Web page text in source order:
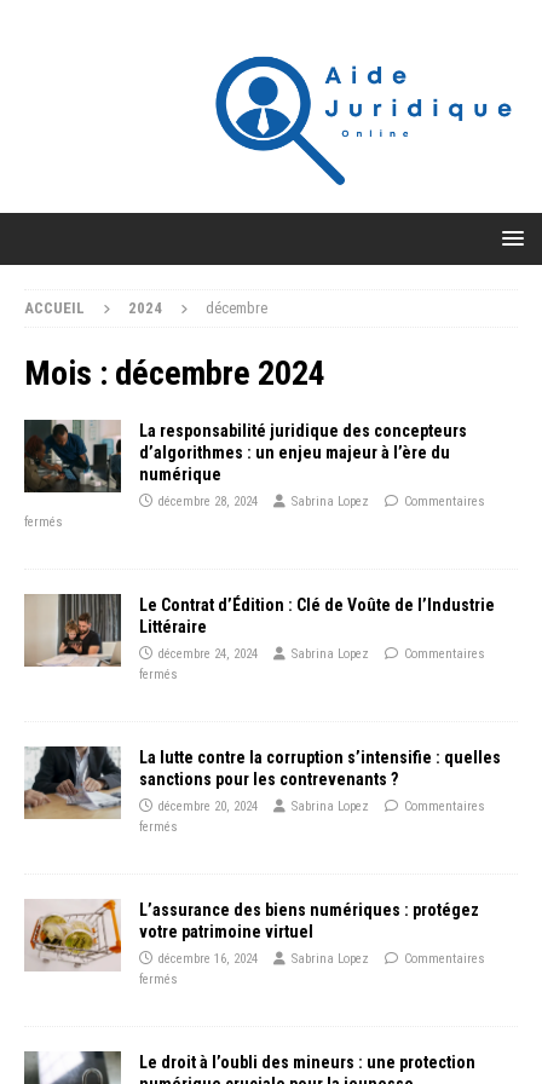
ACCUEIL 2024 décembre
Mois : décembre 2024
La responsabilité juridique des concepteurs
d’algorithmes : un enjeu majeur à l’ère du
numérique
décembre 28, 2024 Sabrina Lopez
Commentaires
fermés
Le Contrat d’Édition : Clé de Voûte de l’Industrie
Littéraire
décembre 24, 2024 Sabrina Lopez
Commentaires
fermés
La lutte contre la corruption s’intensifie : quelles
sanctions pour les contrevenants ?
décembre 20, 2024 Sabrina Lopez
Commentaires
fermés
L’assurance des biens numériques : protégez
votre patrimoine virtuel
décembre 16, 2024 Sabrina Lopez
Commentaires
fermés
Le droit à l’oubli des mineurs : une protection